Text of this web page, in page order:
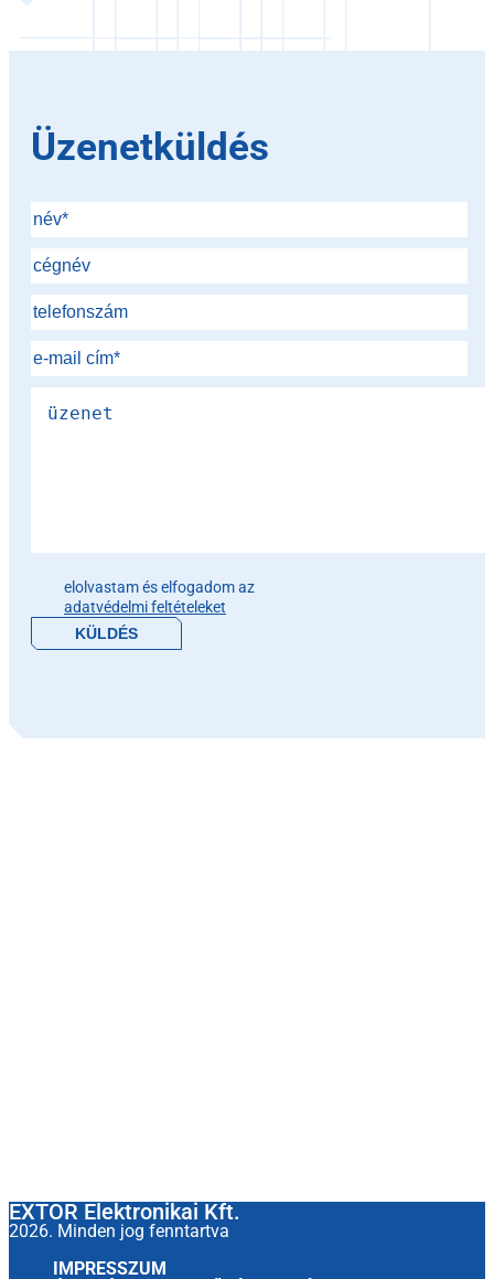
Üzenetküldés
elolvastam és elfogadom az
adatvédelmi feltételeket
EXTOR Elektronikai Kft.
2026. Minden jog fenntartva
IMPRESSZUM